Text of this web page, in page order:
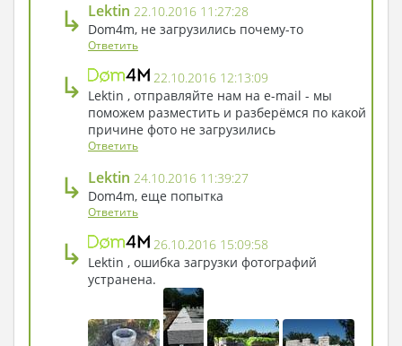
↳ Lektin 22.10.2016 11:27:28
Dom4m, не загрузились почему-то
Ответить
↳
22.10.2016 12:13:09
Lektin , отправляйте нам на e-mail - мы
поможем разместить и разберёмся по какой
причине фото не загрузились
Ответить
↳ Lektin 24.10.2016 11:39:27
Dom4m, еще попытка
Ответить
↳
26.10.2016 15:09:58
Lektin , ошибка загрузки фотографий
устранена.